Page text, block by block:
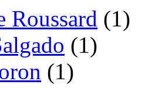
Roussard (1)
(1)
(1)